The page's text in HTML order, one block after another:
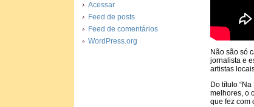
Acessar
Feed de posts
Feed de comentários
WordPress.org
Não são só
jornalista e
artistas
Do título
melhores, o
que fez com